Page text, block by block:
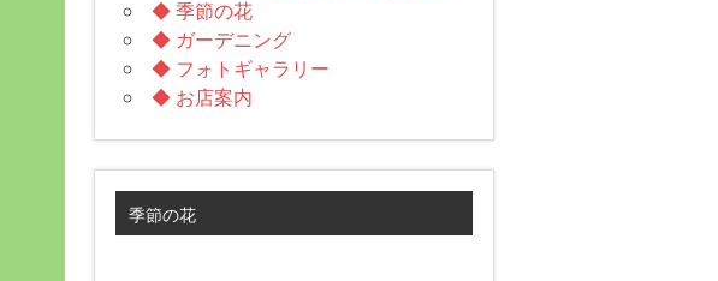
◆ 季節の花
◆ ガーデニング
◆ フォトギャラリー
◆ お店案内
季節の花